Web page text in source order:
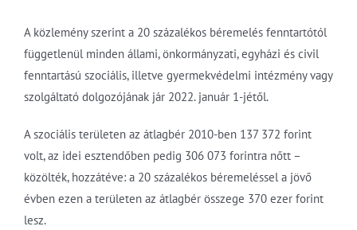
A közlemény szerint a 20 százalékos béremelés fenntartótól
függetlenül minden állami, önkormányzati, egyházi és civil
fenntartású szociális, illetve gyermekvédelmi intézmény vagy
szolgáltató dolgozójának jár 2022. január 1-jétől.
A szociális területen az átlagbér 2010-ben 137 372 forint
volt, az idei esztendőben pedig 306 073 forintra nőtt –
közölték, hozzátéve: a 20 százalékos béremeléssel a jövő
évben ezen a területen az átlagbér összege 370 ezer forint
lesz.